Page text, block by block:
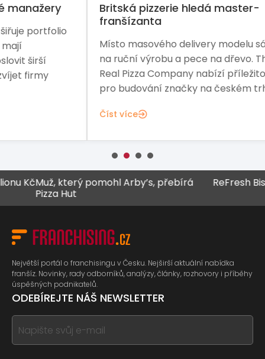
Britská pizzerie hledá master-
franšízanta
Místo masového delivery modelu sází
na ruční výrobu a pece na dřevo. The
Real Pizza Company nabízí příležitost
pro budování značky na českém trhu.
KčMuž, který pomohl Arby’s, přebírá
Pizza Hut
ReFresh
Největší portál o franchisingu v Česku. Nejširší aktuální nabídka
franšíz. Novinky, rady odborníků, analýzy, články, rozhovory i příběhy
úspěšných podnikatelů.
ODEBÍREJTE NÁŠ NEWSLETTER
If
you